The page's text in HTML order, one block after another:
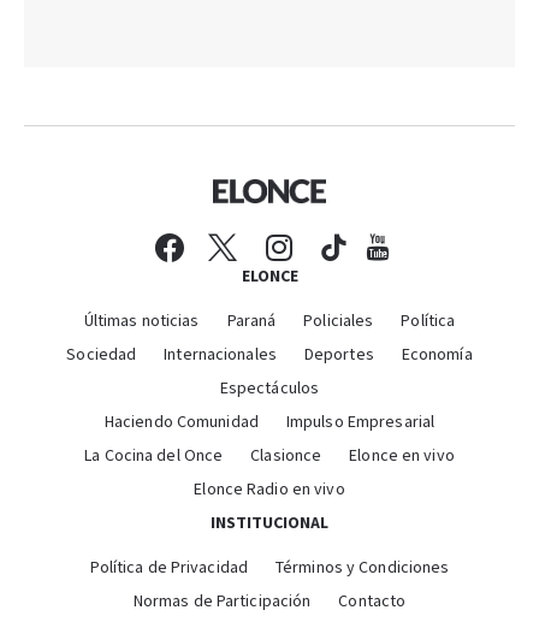
ELONCE
Últimas noticias Paraná Policiales
Política
Sociedad
Internacionales Deportes
Economía
Espectáculos
Haciendo Comunidad
Impulso Empresarial
La Cocina del Once
Clasionce
Elonce en vivo
Elonce Radio en vivo
INSTITUCIONAL
Política de Privacidad
Términos y Condiciones
Normas de Participación
Contacto